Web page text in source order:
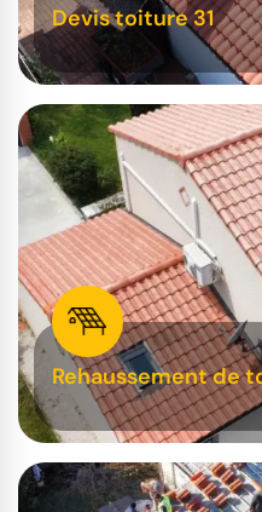
Devis toiture 31
Rehaussement de